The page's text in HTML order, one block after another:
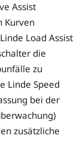
Assist
Kurven
Load Assist
die
zu
Linde Speed
bei der
zusätzliche